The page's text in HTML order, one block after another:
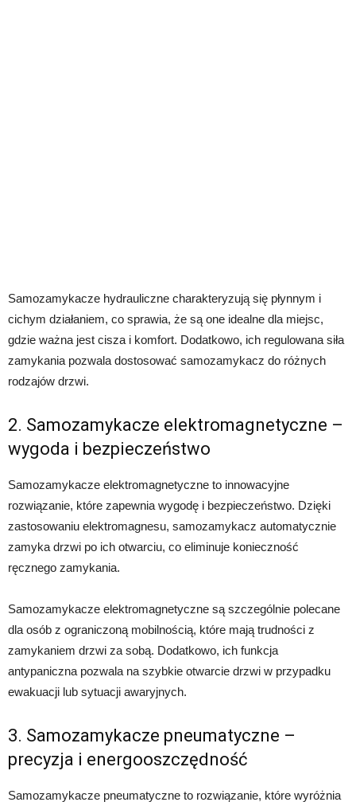
Samozamykacze hydrauliczne charakteryzują się płynnym i
cichym działaniem, co sprawia, że są one idealne dla miejsc,
gdzie ważna jest cisza i komfort. Dodatkowo, ich regulowana siła
zamykania pozwala dostosować samozamykacz do różnych
rodzajów drzwi.
2. Samozamykacze elektromagnetyczne –
wygoda i bezpieczeństwo
Samozamykacze elektromagnetyczne to innowacyjne
rozwiązanie, które zapewnia wygodę i bezpieczeństwo. Dzięki
zastosowaniu elektromagnesu, samozamykacz automatycznie
zamyka drzwi po ich otwarciu, co eliminuje konieczność
ręcznego zamykania.
Samozamykacze elektromagnetyczne są szczególnie polecane
dla osób z ograniczoną mobilnością, które mają trudności z
zamykaniem drzwi za sobą. Dodatkowo, ich funkcja
antypaniczna pozwala na szybkie otwarcie drzwi w przypadku
ewakuacji lub sytuacji awaryjnych.
3. Samozamykacze pneumatyczne –
precyzja i energooszczędność
Samozamykacze pneumatyczne to rozwiązanie, które wyróżnia